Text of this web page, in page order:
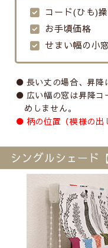
コード(ひも)
お手頃価格
せまい幅の小
長い丈の場合、昇降
広い幅の窓は昇降
めしません。
柄の位置（模様の出
シングルシェード